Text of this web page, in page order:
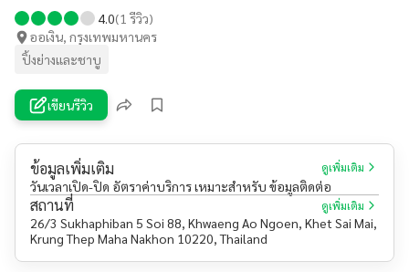
4.0(1 รีวิว)
ออเงิน, กรุงเทพมหานคร
ปิ้งย่างและชาบู
เขียนรีวิว
ข้อมูลเพิ่มเติม ดูเพิ่มเติม
วันเวลาเปิด-ปิด อัตราค่าบริการ เหมาะสำหรับ ข้อมูลติดต่อ
สถานที่ ดูเพิ่มเติม
26/3 Sukhaphiban 5 Soi 88, Khwaeng Ao Ngoen, Khet Sai Mai,
Krung Thep Maha Nakhon 10220, Thailand